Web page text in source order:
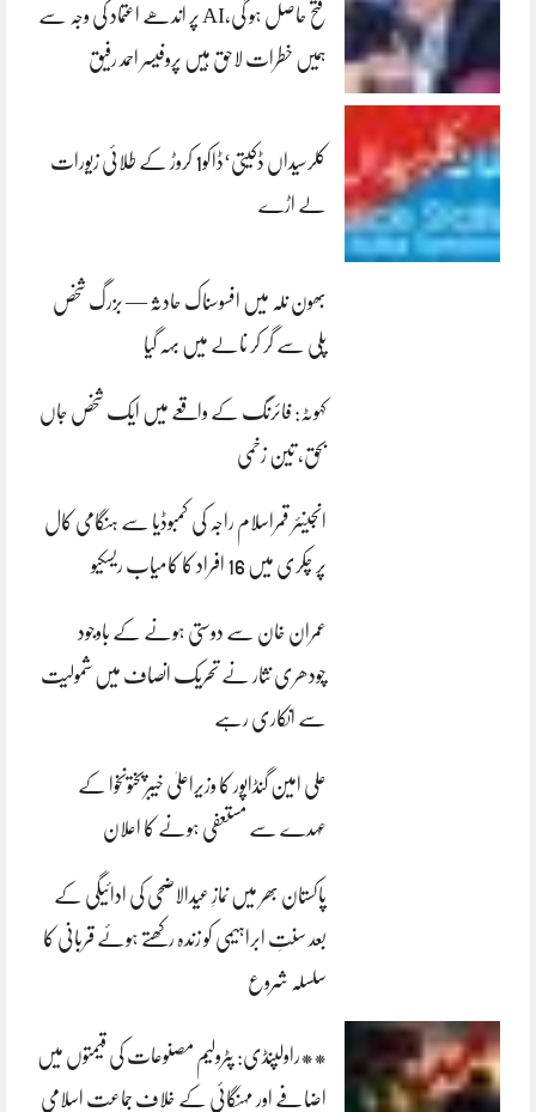
فتح حاصل ہو گی،AI پر اندھے اعتماد کی وجہ سے
ہمیں خطرات لاحق ہیں پروفیسر احمد رفیق
کلرسیداں ڈکیتی‘ڈاکو1 کروڑ کے طلائی زیورات
لے اڑے
بھون نلہ میں افسوسناک حادثہ — بزرگ شخص
پلی سے گر کر نالے میں بہہ گیا
کہوٹہ: فائرنگ کے واقعے میں ایک شخص جاں
بحق، تین زخمی
انجینئر قمراسلام راجہ کی کمبوڈیا سے ہنگامی کال
پر چکری میں 16 افراد کا کامیاب ریسکیو
عمران خان سے دوستی ہونے کے باوجود
چودھری نثار نے تحریک انصاف میں شمولیت
سے انکاری رہے
علی امین گنڈاپور کا وزیراعلیٰ خیبرپختونخوا کے
عہدے سے مستعفی ہونے کا اعلان
پاکستان بھر میں نمازِ عیدالاضحی کی ادائیگی کے
بعد سنتِ ابراہیمی کو زندہ رکھتے ہوئے قربانی کا
سلسلہ شروع
**راولپنڈی: پٹرولیم مصنوعات کی قیمتوں میں
اضافے اور مہنگائی کے خلاف جماعت اسلامی